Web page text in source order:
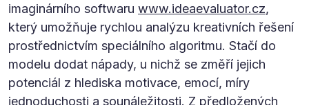
imaginárního softwaru www.ideaevaluator.cz,
který umožňuje rychlou analýzu kreativních řešení
prostřednictvím speciálního algoritmu. Stačí do
modelu dodat nápady, u nichž se změří jejich
potenciál z hlediska motivace, emocí, míry
jednoduchosti a sounáležitosti. Z předložených